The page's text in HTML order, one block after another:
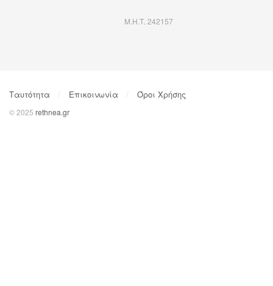
Μ.Η.Τ. 242157
Ταυτότητα Επικοινωνία Όροι Χρήσης
© 2025 rethnea.gr